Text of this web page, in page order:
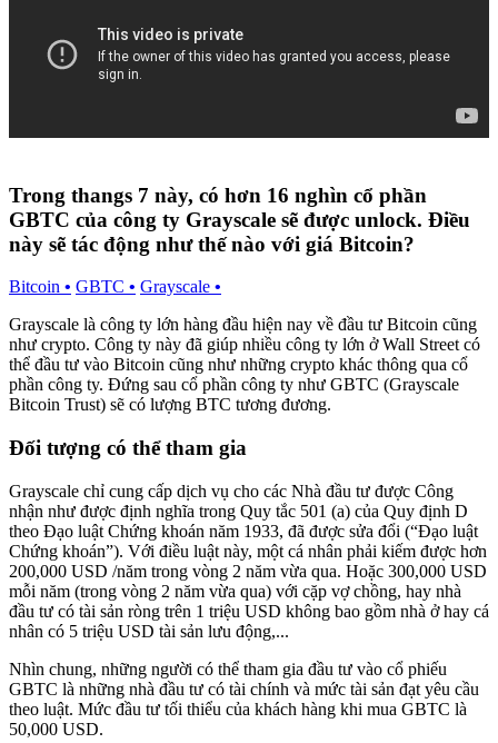
Trong thangs 7 này, có hơn 16 nghìn cổ phần
GBTC của công ty Grayscale sẽ được unlock. Điều
này sẽ tác động như thế nào với giá Bitcoin?
Bitcoin • GBTC • Grayscale •
Grayscale là công ty lớn hàng đầu hiện nay về đầu tư Bitcoin cũng
như crypto. Công ty này đã giúp nhiều công ty lớn ở Wall Street có
thể đầu tư vào Bitcoin cũng như những crypto khác thông qua cổ
phần công ty. Đứng sau cổ phần công ty như GBTC (Grayscale
Bitcoin Trust) sẽ có lượng BTC tương đương.
Đối tượng có thể tham gia
Grayscale chỉ cung cấp dịch vụ cho các Nhà đầu tư được Công
nhận như được định nghĩa trong Quy tắc 501 (a) của Quy định D
theo Đạo luật Chứng khoán năm 1933, đã được sửa đổi (“Đạo luật
Chứng khoán”). Với điều luật này, một cá nhân phải kiếm được hơn
200,000 USD /năm trong vòng 2 năm vừa qua. Hoặc 300,000 USD
mỗi năm (trong vòng 2 năm vừa qua) với cặp vợ chồng, hay nhà
đầu tư có tài sản ròng trên 1 triệu USD không bao gồm nhà ở hay cá
nhân có 5 triệu USD tài sản lưu động,...
Nhìn chung, những người có thể tham gia đầu tư vào cổ phiếu
GBTC là những nhà đầu tư có tài chính và mức tài sản đạt yêu cầu
theo luật. Mức đầu tư tối thiểu của khách hàng khi mua GBTC là
50,000 USD.